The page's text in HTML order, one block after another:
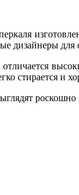
дизайнеры для
отличается
стирается и